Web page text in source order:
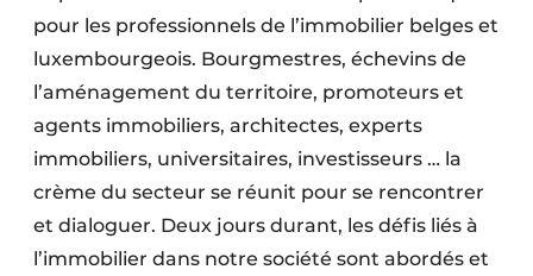
pour les professionnels de l’immobilier belges et
luxembourgeois. Bourgmestres, échevins de
l’aménagement du territoire, promoteurs et
agents immobiliers, architectes, experts
immobiliers, universitaires, investisseurs … la
crème du secteur se réunit pour se rencontrer
et dialoguer. Deux jours durant, les défis liés à
l’immobilier dans notre société sont abordés et